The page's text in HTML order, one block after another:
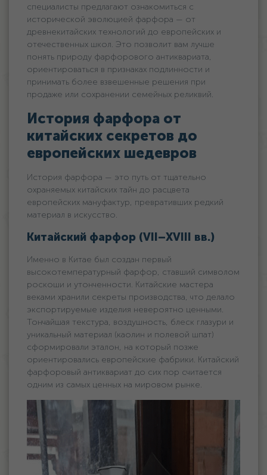
специалисты предлагают ознакомиться с
исторической эволюцией фарфора — от
древнекитайских технологий до европейских и
отечественных школ. Это позволит вам лучше
понять природу фарфорового антиквариата,
ориентироваться в признаках подлинности и
принимать более взвешенные решения при
продаже или сохранении семейных реликвий.
История фарфора от
китайских секретов до
европейских шедевров
История фарфора — это путь от тщательно
охраняемых китайских тайн до расцвета
европейских мануфактур, превративших редкий
материал в искусство.
Китайский фарфор (VII–XVIII вв.)
Именно в Китае был создан первый
высокотемпературный фарфор, ставший символом
роскоши и утонченности. Китайские мастера
веками хранили секреты производства, что делало
экспортируемые изделия невероятно ценными.
Тончайшая текстура, воздушность, блеск глазури и
уникальный материал (каолин и полевой шпат)
сформировали эталон, на который позже
ориентировались европейские фабрики. Китайский
фарфоровый антиквариат до сих пор считается
одним из самых ценных на мировом рынке.